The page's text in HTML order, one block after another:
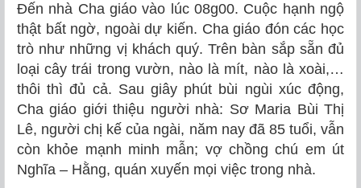
Đến nhà Cha giáo vào lúc 08g00. Cuộc hạnh ngộ
thật bất ngờ, ngoài dự kiến. Cha giáo đón các học
trò như những vị khách quý. Trên bàn sắp sẵn đủ
loại cây trái trong vườn, nào là mít, nào là xoài,…
thôi thì đủ cả. Sau giây phút bùi ngùi xúc động,
Cha giáo giới thiệu người nhà: Sơ Maria Bùi Thị
Lê, người chị kế của ngài, năm nay đã 85 tuổi, vẫn
còn khỏe mạnh minh mẫn; vợ chồng chú em út
Nghĩa – Hằng, quán xuyến mọi việc trong nhà.